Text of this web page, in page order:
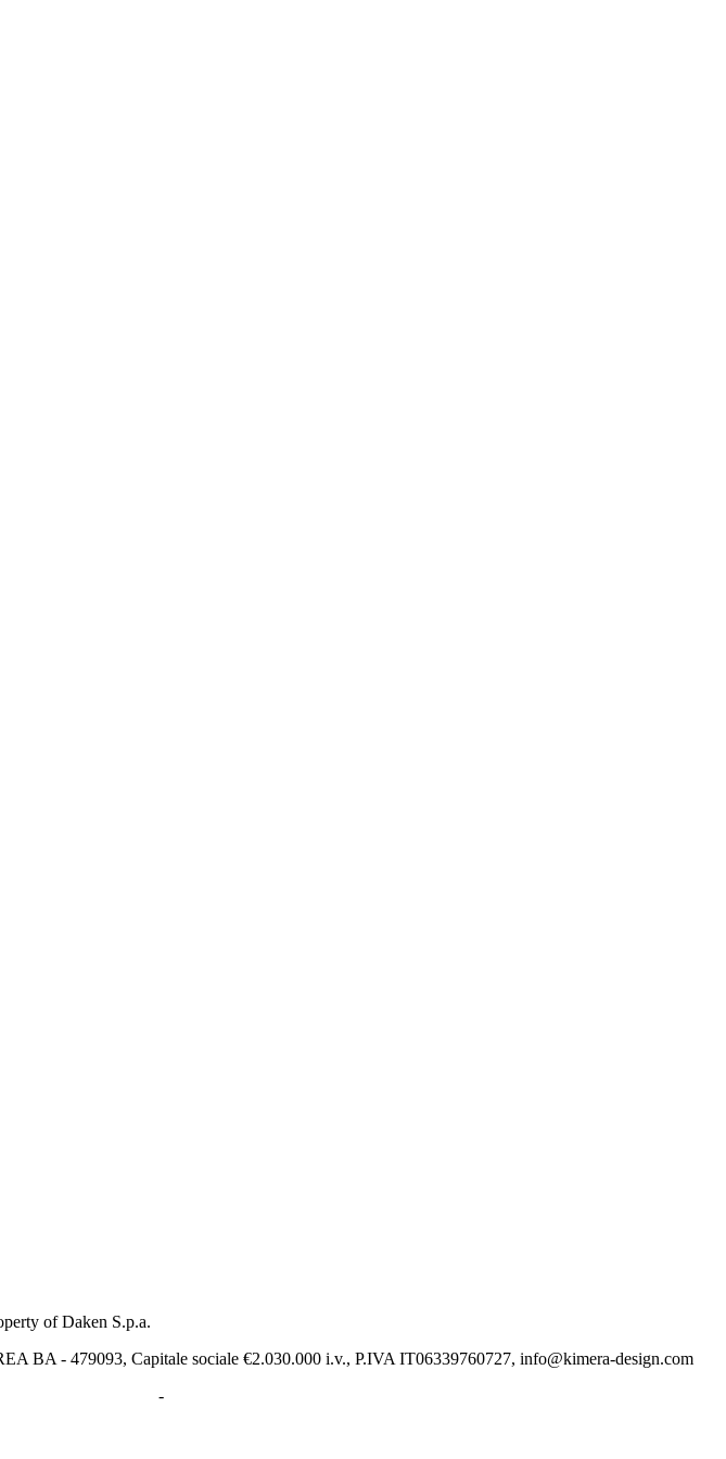
of Daken S.p.a.
BA - 479093, Capitale sociale €2.030.000 i.v., P.IVA IT06339760727, info@kimera-design.com
-